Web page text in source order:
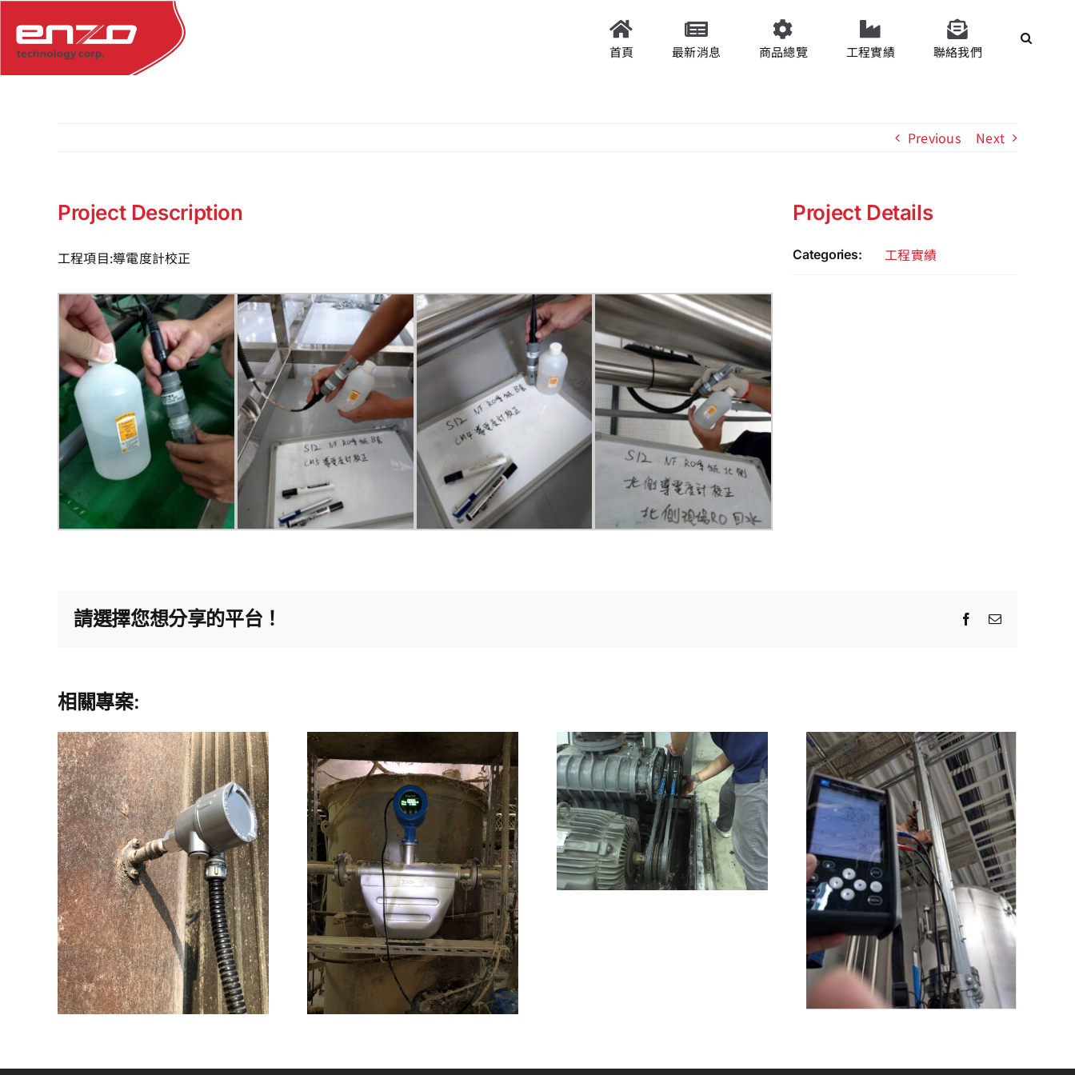
content
首頁 最新消息 商品總覽 工程實績 聯絡我們
Previous Next
Project Description
工程項目:導電度計校正
Project Details
Categories: 工程實績
請選擇您想分享的平台！ Facebook
Email:
相關專案:
質量式料位計管路設
計配管及安裝工程
鼓風機皮帶更換及保
流量計年度TAF游校 粉塵濃度計施工安裝